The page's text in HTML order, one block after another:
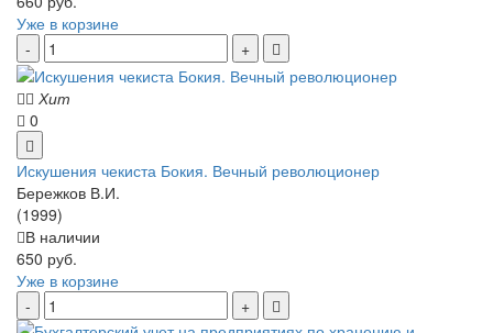
Уже в корзине
Хит
0
Искушения чекиста Бокия. Вечный революционер
Бережков В.И.
(1999)
В наличии
650 руб.
Уже в корзине